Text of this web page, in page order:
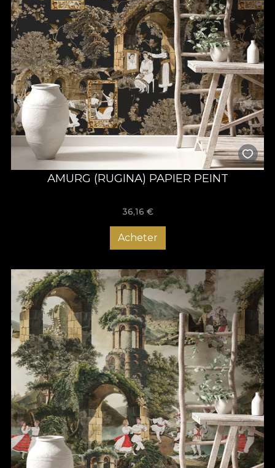
AMURG (RUGINA) PAPIER PEINT
36,16 €
Acheter